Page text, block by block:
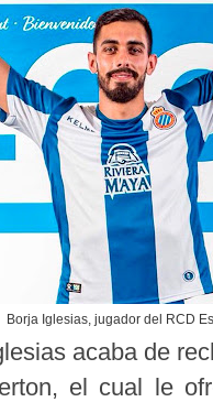
Borja Iglesias, jugador del RCD
acaba de
el cual le